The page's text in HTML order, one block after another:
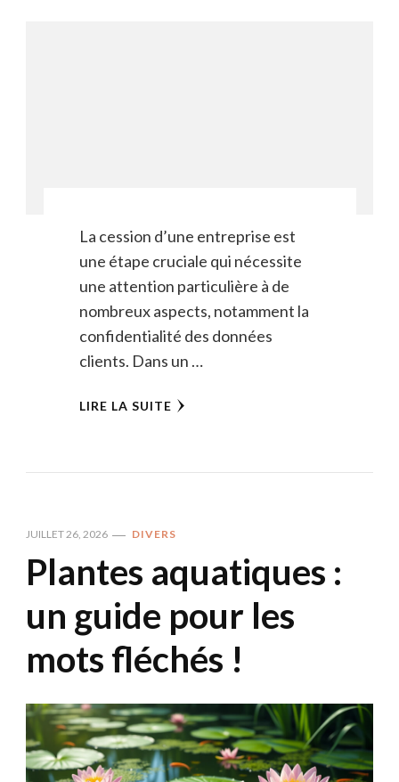
La cession d’une entreprise est
une étape cruciale qui nécessite
une attention particulière à de
nombreux aspects, notamment la
confidentialité des données
clients. Dans un …
LIRE LA SUITE
JUILLET 26, 2026 DIVERS
Plantes aquatiques :
un guide pour les
mots fléchés !